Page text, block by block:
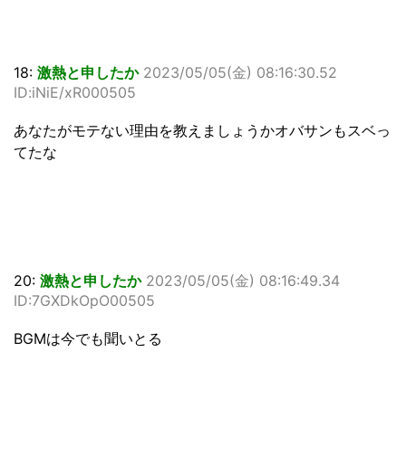
18: 激熱と申したか 2023/05/05(金) 08:16:30.52
ID:iNiE/xR000505
あなたがモテない理由を教えましょうかオバサンもスベっ
てたな
20: 激熱と申したか 2023/05/05(金) 08:16:49.34
ID:7GXDkOpO00505
BGMは今でも聞いとる